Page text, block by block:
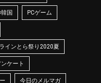
国 PCゲーム
インとら祭り2020夏
ケート
今日のメルマガ